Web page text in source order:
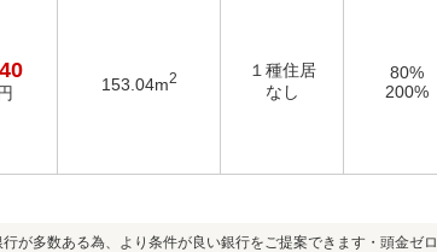
153.04m2
１種住居
なし
80%
200%
が多数ある為、より条件が良い銀行をご提案できます・頭金ゼロ